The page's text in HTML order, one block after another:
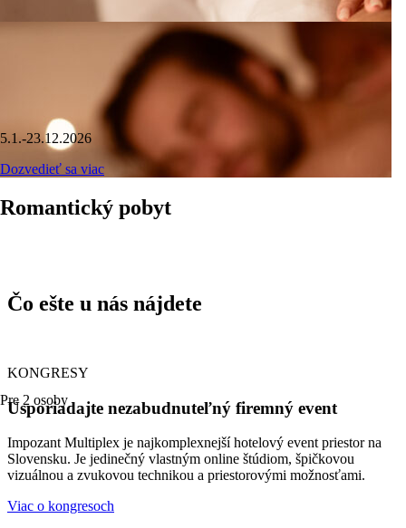
5.1.-23.12.2026
Dozvedieť sa viac
Romantický pobyt
Pre 2 osoby
našich certifikovaných masérov. Pretože ak relax, tak plnými
PO TAKOM RELAXE TÚŽIM
Čo ešte u nás nájdete
KONGRESY
Usporiadajte nezabudnuteľný firemný event
Impozant Multiplex je najkomplexnejší hotelový event priestor na
Slovensku. Je jedinečný vlastným online štúdiom, špičkovou
vizuálnou a zvukovou technikou a priestorovými možnosťami.
Viac o kongresoch